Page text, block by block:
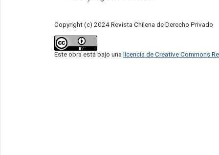
Copyright (c) 2024 Revista Chilena de Derecho Privado
Este obra está bajo una licencia de Creative Commons